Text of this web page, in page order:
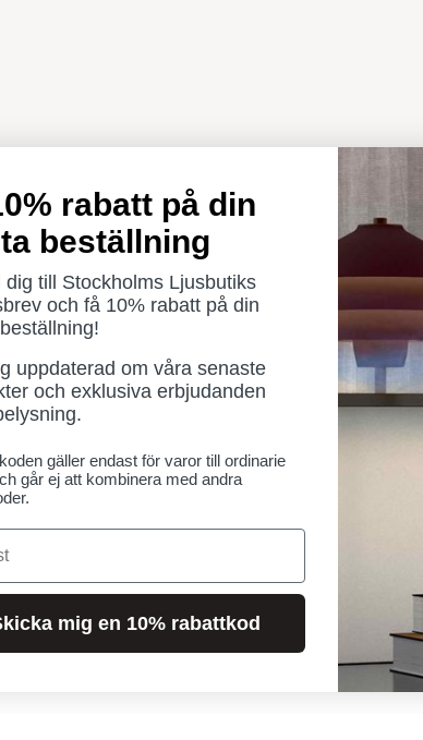
Öppettider
Måndag - Torsdag: 11-18
Fredag - Lördag: 11-16
Söndag: Stängt
Lördag 1/8 stängt
rabatt på din
beställning
dig till Stockholms Ljusbutiks
och få 10% rabatt på din
uppdaterad om våra senaste
och exklusiva erbjudanden
gäller endast för varor till ordinarie
går ej att kombinera med andra
mig en 10% rabattkod